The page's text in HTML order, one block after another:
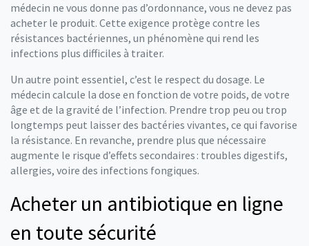
médecin ne vous donne pas d’ordonnance, vous ne devez pas
acheter le produit. Cette exigence protège contre les
résistances bactériennes, un phénomène qui rend les
infections plus difficiles à traiter.
Un autre point essentiel, c’est le respect du dosage. Le
médecin calcule la dose en fonction de votre poids, de votre
âge et de la gravité de l’infection. Prendre trop peu ou trop
longtemps peut laisser des bactéries vivantes, ce qui favorise
la résistance. En revanche, prendre plus que nécessaire
augmente le risque d’effets secondaires : troubles digestifs,
allergies, voire des infections fongiques.
Acheter un antibiotique en ligne
en toute sécurité